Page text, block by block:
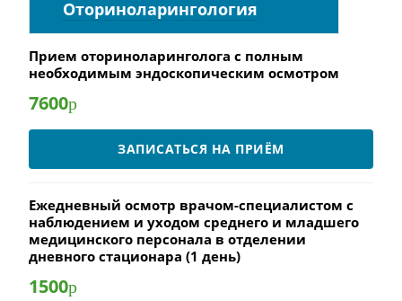
Оториноларингология
Прием оториноларинголога с полным
необходимым эндоскопическим осмотром
7600р
ЗАПИСАТЬСЯ НА ПРИЁМ
Ежедневный осмотр врачом-специалистом с
наблюдением и уходом среднего и младшего
медицинского персонала в отделении
дневного стационара (1 день)
1500р